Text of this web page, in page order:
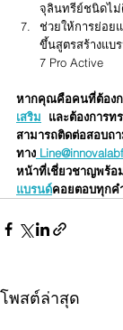
จุลินทรีย์ชนิดไ
ช่วยให้การย่อย
ขึ้นสูตรสร้างแบ
7 Pro Active
หากคุณคือคนที่ต้องก
เสริม และต้องการท
สามารถติดต่อสอบถ
ทาง
หน้าที่เชี่ยวชาญพร้อ
แบรนด์คอยตอบทุก
โพสต์ล่าสุด